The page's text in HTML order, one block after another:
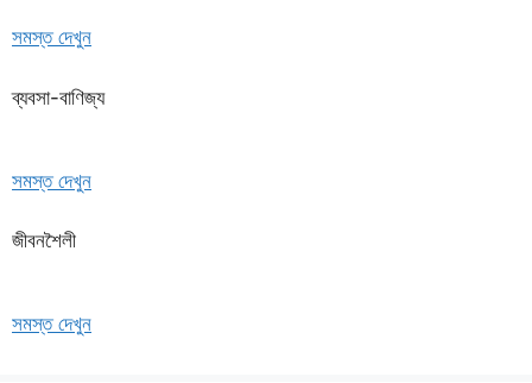
সমস্ত দেখুন
ব্যবসা-বাণিজ্য
সমস্ত দেখুন
জীবনশৈলী
সমস্ত দেখুন